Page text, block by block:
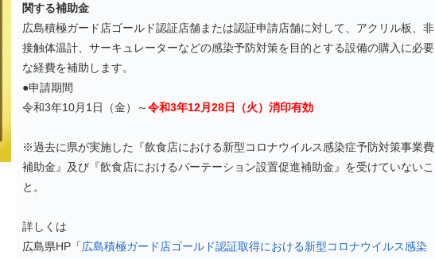
関する補助金
広島積極ガード店ゴールド認証店舗または認証申請店舗に対して、アクリル板、非
接触体温計、サーキュレーターなどの感染予防対策を目的とする設備の購入に必要
な経費を補助します。
●申請期間
令和3年10月1日（金）～令和3年12月28日（火）消印有効
※過去に県が実施した『飲食店における新型コロナウイルス感染症予防対策事業費
補助金』及び『飲食店におけるパーテーション設置促進補助金』を受けていないこ
と。
詳しくは
広島県HP「広島積極ガード店ゴールド認証取得における新型コロナウイルス感染